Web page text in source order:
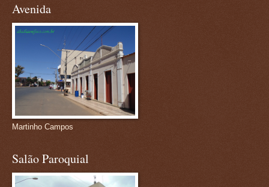
Avenida
Martinho Campos
Salão Paroquial